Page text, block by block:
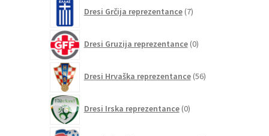
Dresi Grčija reprezentance 7izdelkov
Dresi Gruzija reprezentance 0izdelkov
Dresi Hrvaška reprezentance 56izdelkov
Dresi Irska reprezentance 0izdelkov